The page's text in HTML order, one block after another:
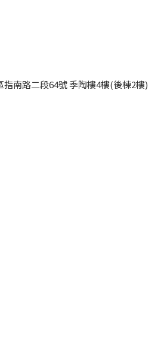
指南路二段64號 季陶樓4樓(後棟2樓)